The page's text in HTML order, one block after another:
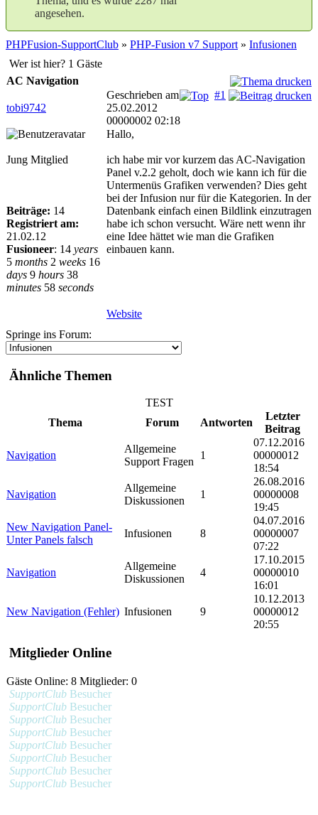
angesehen.
PHPFusion-SupportClub » PHP-Fusion v7 Support » Infusionen
Wer ist hier? 1 Gäste
AC Navigation
tobi9742
#1
Geschrieben am
25.02.2012
00000002 02:18
Jung Mitglied
Beiträge: 14
Registriert am:
21.02.12
Fusioneer: 14 years
5 months 2 weeks 16
days 9 hours 38
minutes 58 seconds
Hallo,
ich habe mir vor kurzem das AC-Navigation
Panel v.2.2 geholt, doch wie kann ich für die
Untermenüs Grafiken verwenden? Dies geht
bei der Infusion nur für die Kategorien. In der
Datenbank einfach einen Bildlink einzutragen
habe ich schon versucht. Wäre nett wenn ihr
eine Idee hättet wie man die Grafiken
einbauen kann.
Website
Springe ins Forum:
Ähnliche Themen
TEST
Thema
Forum Antworten
Letzter
Beitrag
Navigation
Allgemeine
Support Fragen
1
07.12.2016
00000012
18:54
Navigation
Allgemeine
Diskussionen
1
26.08.2016
00000008
19:45
New Navigation Panel-
Unter Panels falsch
Infusionen 8
04.07.2016
00000007
07:22
Navigation
Allgemeine
Diskussionen
4
17.10.2015
00000010
16:01
New Navigation (Fehler) Infusionen 9
10.12.2013
00000012
20:55
Mitglieder Online
Gäste Online: 8 Mitglieder: 0
SupportClub Besucher
SupportClub Besucher
SupportClub Besucher
SupportClub Besucher
SupportClub Besucher
SupportClub Besucher
SupportClub Besucher
SupportClub Besucher